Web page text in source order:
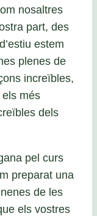
nosaltres
part, des
estem
plenes de
increïbles,
més
dels
pel curs
preparat una
de les
els vostres